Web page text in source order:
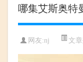
哪集艾斯奥特
网友:nj 文